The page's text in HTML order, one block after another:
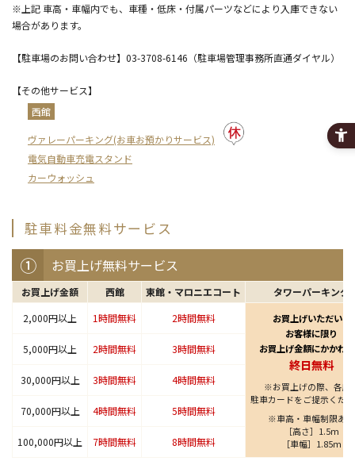
※上記 車高・車幅内でも、車種・低床・付属パーツなどにより入庫できない
場合があります。
【駐車場のお問い合わせ】03-3708-6146（駐車場管理事務所直通ダイヤル）
【その他サービス】
西館
ヴァレーパーキング(お車お預かりサービス)
電気自動車充電スタンド
カーウォッシュ
駐車料金無料サービス
① お買上げ無料サービス
お買上げ金額 西館 東館 マロニエコート
タワーパーキング
2,000円以上
1時間無料 2時間無料
お買上げいただいた
お客様に限り
お買上げ金額にかかわ
終日無料
※お買上げの際、各店
駐車カードをご提示くだ
※車高・車幅制限あり
［高さ］1.5m
［車幅］1.85m
5,000円以上 2時間無料 3時間無料
30,000円以上 3時間無料 4時間無料
70,000円以上 4時間無料 5時間無料
100,000円以上 7時間無料 8時間無料